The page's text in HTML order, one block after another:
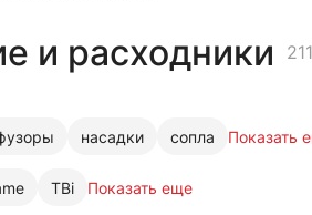
и расходники
насадки сопла Показать
TBi Показать еще